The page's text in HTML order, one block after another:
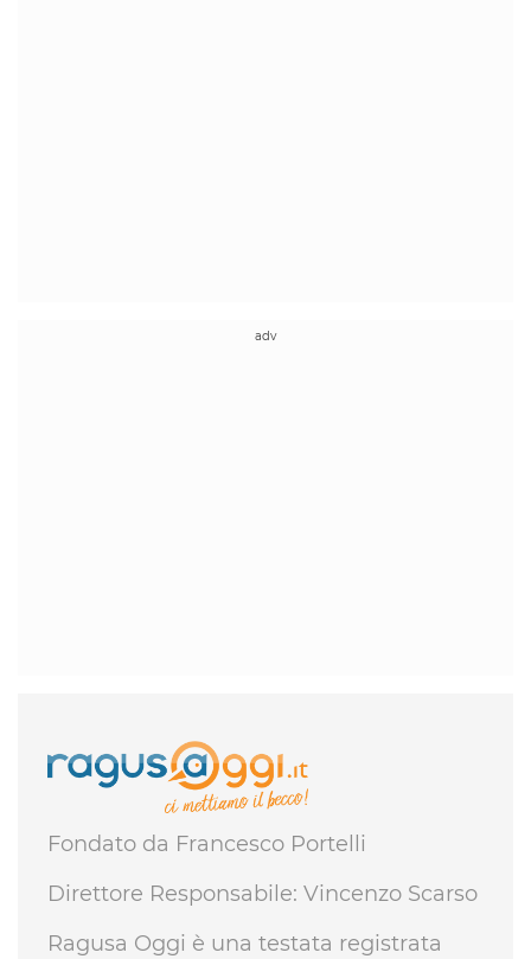
Fondato da Francesco Portelli
Direttore Responsabile: Vincenzo Scarso
Ragusa Oggi è una testata registrata